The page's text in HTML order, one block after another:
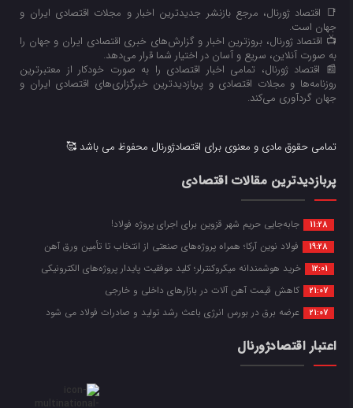
📑 اقتصاد ژورنال، مرجع بازنشر جدیدترین اخبار و مجلات اقتصادی ایران و
جهان است.
📺 اقتصاد ژورنال، بروزترین اخبار و گزارش‌های خبری اقتصادی ایران و جهان را
به صورت آنلاین، سریع و آسان در اختیار شما قرار می‌‌دهد.
📰 اقتصاد ژورنال، تمامی اخبار اقتصادی را به صورت خودکار از معتبرترین
روزنامه‌ها و مجلات اقتصادی و پربازدیدترین خبرگزاری‌های اقتصادی ایران و
جهان گردآوری می‌کند.
تمامی حقوق مادی و معنوی برای اقتصادژورنال محفوظ می باشد 🥰
پربازدیدترین مقالات اقتصادی
11:28 جابه‌جایی حریم شهر قزوین برای اجرای پروژه فولاد!
19:28 فولاد نوین آرکا؛ همراه پروژه‌های صنعتی از انتخاب تا تأمین ورق آهن
12:01 خرید هوشمندانه میکروکنترلر؛ کلید موفقیت پایدار پروژه‌های الکترونیکی
21:07 کاهش قیمت آهن آلات در بازارهای داخلی و خارجی
21:07 عرضه برق در بورس انرژی باعث رشد تولید و صادرات فولاد می شود
اعتبار اقتصادژورنال